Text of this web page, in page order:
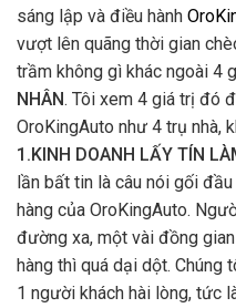
sáng lập và điều hành
vượt lên quãng thời gian
trầm không gì khác ngoài 4
NHÂN. Tôi xem 4 giá trị đó
OroKingAuto như 4 trụ nhà,
1.KINH DOANH LẤY TÍN
lần bất tin là câu nói gối
hàng của OroKingAuto.
đường xa, một vài đồng
hàng thì quá dại dột. Chúng
1 người khách hài lòng, tức